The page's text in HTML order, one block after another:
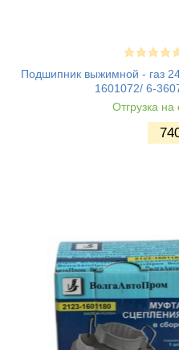
Подшипник выжимной - газ
1601072/ 6-
Отгрузка